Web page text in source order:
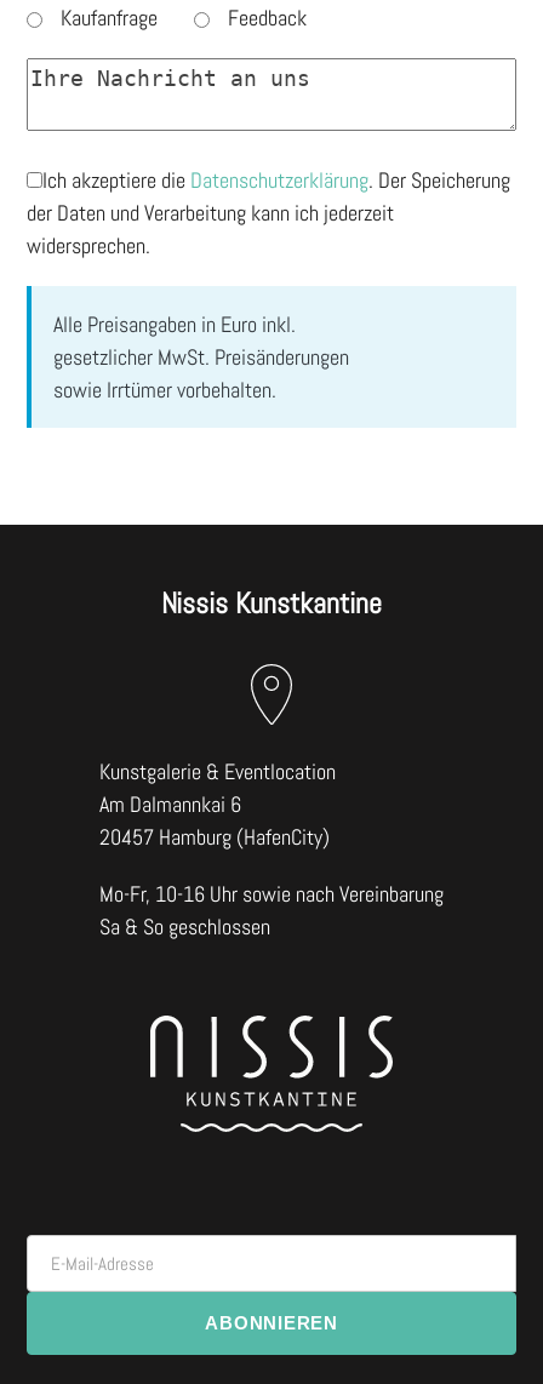
Kaufanfrage
Feedback
Ich akzeptiere die Datenschutzerklärung. Der Speicherung
der Daten und Verarbeitung kann ich jederzeit
widersprechen.
Alle Preisangaben in Euro inkl.
gesetzlicher MwSt. Preisänderungen
sowie Irrtümer vorbehalten.
Nissis Kunstkantine
Kunstgalerie & Eventlocation
Am Dalmannkai 6
20457 Hamburg (HafenCity)
Mo-Fr, 10-16 Uhr sowie nach Vereinbarung
Sa & So geschlossen
E-Mail-Adresse
ABONNIEREN